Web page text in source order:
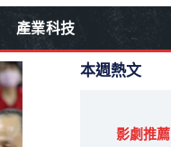
產業科技
本週熱文
影劇推薦